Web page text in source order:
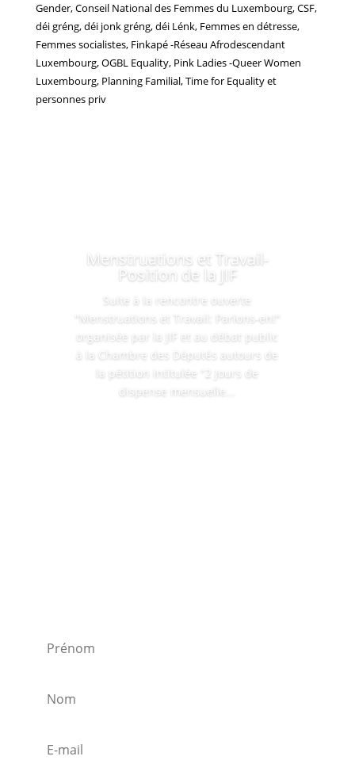
Gender, Conseil National des Femmes du Luxembourg, CSF,
déi gréng, déi jonk gréng, déi Lénk, Femmes en détresse,
Femmes socialistes, Finkapé -Réseau Afrodescendant
Luxembourg, OGBL Equality, Pink Ladies -Queer Women
Luxembourg, Planning Familial, Time for Equality et
personnes priv
Menstruations et Travail-
Position de la JIF
Suite à la rencontre ouverte
"Menstruations et Travail: Parlons-en!"
organisée par la JIF et au débat public
à la Chambre des Députés autours de
la pétition intitulée "2 Jours de
dispense mensuelle...